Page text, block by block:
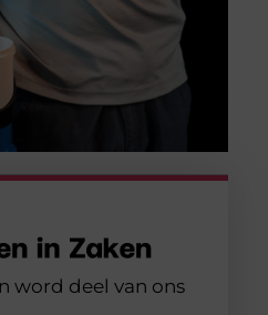
word deel van ons